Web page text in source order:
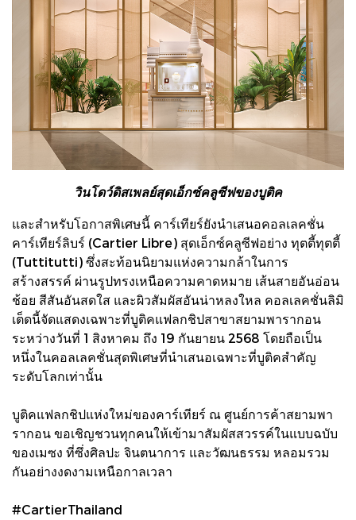
วินโดว์ดิสเพลย์สุดเอ็กซ์คลูซีฟของบูติค
และสำหรับโอกาสพิเศษนี้ คาร์เทียร์ยังนำเสนอคอลเลคชั่น
คาร์เทียร์ลิบร์ (Cartier Libre) สุดเอ็กซ์คลูซีฟอย่าง ทุตตี้ทุตตี้
(Tuttitutti) ซึ่งสะท้อนนิยามแห่งความกล้าในการ
สร้างสรรค์ ผ่านรูปทรงเหนือความคาดหมาย เส้นสายอันอ่อน
ช้อย สีสันอันสดใส และผิวสัมผัสอันน่าหลงใหล คอลเลคชั่นลิมิ
เต็ดนี้จัดแสดงเฉพาะที่บูติคแฟลกชิปสาขาสยามพารากอน
ระหว่างวันที่ 1 สิงหาคม ถึง 19 กันยายน 2568 โดยถือเป็น
หนึ่งในคอลเลคชั่นสุดพิเศษที่นำเสนอเฉพาะที่บูติคสำคัญ
ระดับโลกเท่านั้น
บูติคแฟลกชิปแห่งใหม่ของคาร์เทียร์ ณ ศูนย์การค้าสยามพา
รากอน ขอเชิญชวนทุกคนให้เข้ามาสัมผัสสวรรค์ในแบบฉบับ
ของเมซง ที่ซึ่งศิลปะ จินตนาการ และวัฒนธรรม หลอมรวม
กันอย่างงดงามเหนือกาลเวลา
#CartierThailand